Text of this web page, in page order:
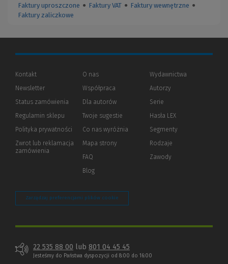
Faktury uproszczone ● Faktury VAT ● Faktury wewnętrzne ●
Faktury zaliczkowe
Kontakt
Newsletter
Status zamówienia
Regulamin sklepu
Polityka prywatności (Nowe
(Link
innej
Zwrot lub reklamacja
zamówienia
O nas
Współpraca
Dla autorów(Nowe
(Link
innej
Twoje sugestie
Co nas wyróżnia
Mapa strony
FAQ
Blog
Wydawnictwa
Autorzy
Serie
Hasła LEX
Segmenty
Rodzaje
Zawody
Zarządzaj preferencjami plików cookie
22 535 88 00 lub 801 04 45 45
Jesteśmy do Państwa dyspozycji od 8:00 do 16:00